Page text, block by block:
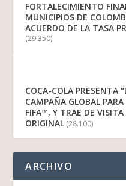
FORTALECIMIENTO
MUNICIPIOS DE
ACUERDO DE LA TASA
(29.350)
COCA-COLA PRESENTA
CAMPAÑA GLOBAL
FIFA™, Y TRAE DE
ORIGINAL (28.100)
ARCHIVO